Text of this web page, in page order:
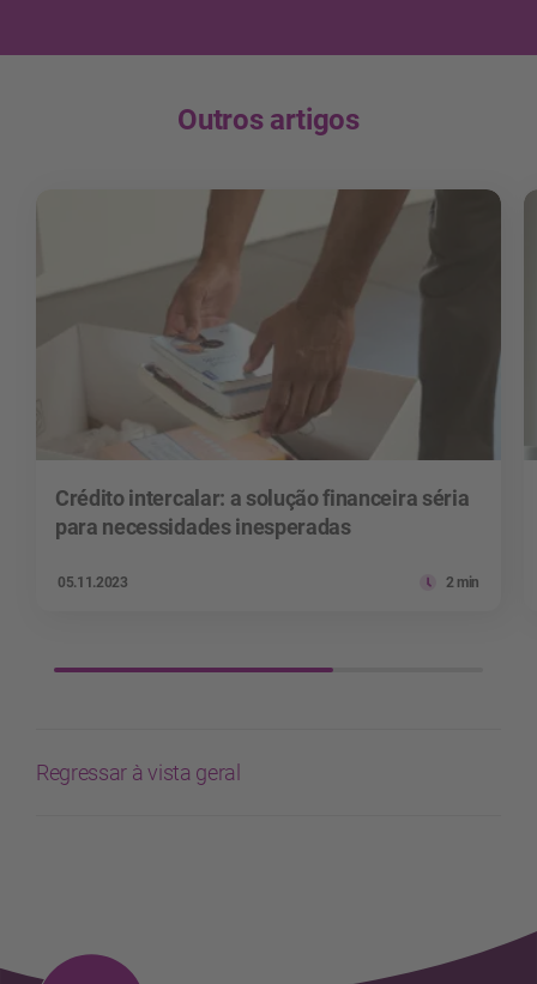
Outros artigos
Crédito intercalar: a solução financeira séria
para necessidades inesperadas
05.11.2023 2 min
Regressar à vista geral